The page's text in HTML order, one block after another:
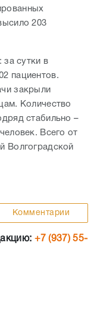
203
за сутки в
пациентов.
закрыли
Количество
стабильно –
Всего от
Волгоградской
Комментарии
+7 (937) 55-